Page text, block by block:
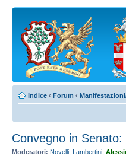
Indice ‹ Forum ‹
Convegno in
Moderatori: Novelli Lambertini